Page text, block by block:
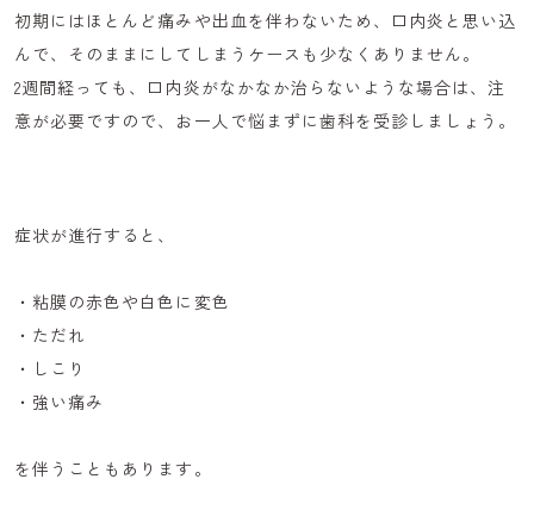
初期にはほとんど痛みや出血を伴わないため、口内炎と思い込
んで、そのままにしてしまうケースも少なくありません。
2週間経っても、口内炎がなかなか治らないような場合は、注
意が必要ですので、お一人で悩まずに歯科を受診しましょう。
症状が進行すると、
・粘膜の赤色や白色に変色
・ただれ
・しこり
・強い痛み
を伴うこともあります。